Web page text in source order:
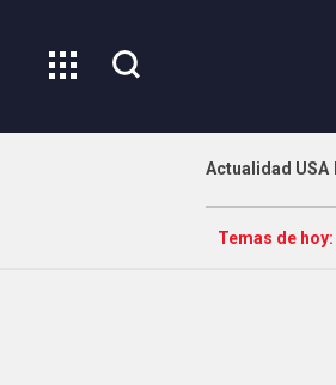
Actualidad USA
Temas de hoy: